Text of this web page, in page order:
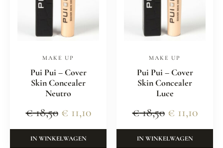
MAKE UP
Pui Pui – Cover
Skin Concealer
Neutro
€18,50 € 11,10
IN WINKELWAGEN
MAKE UP
Pui Pui – Cover
Skin Concealer
Luce
€18,50 € 11,10
IN WINKELWAGEN